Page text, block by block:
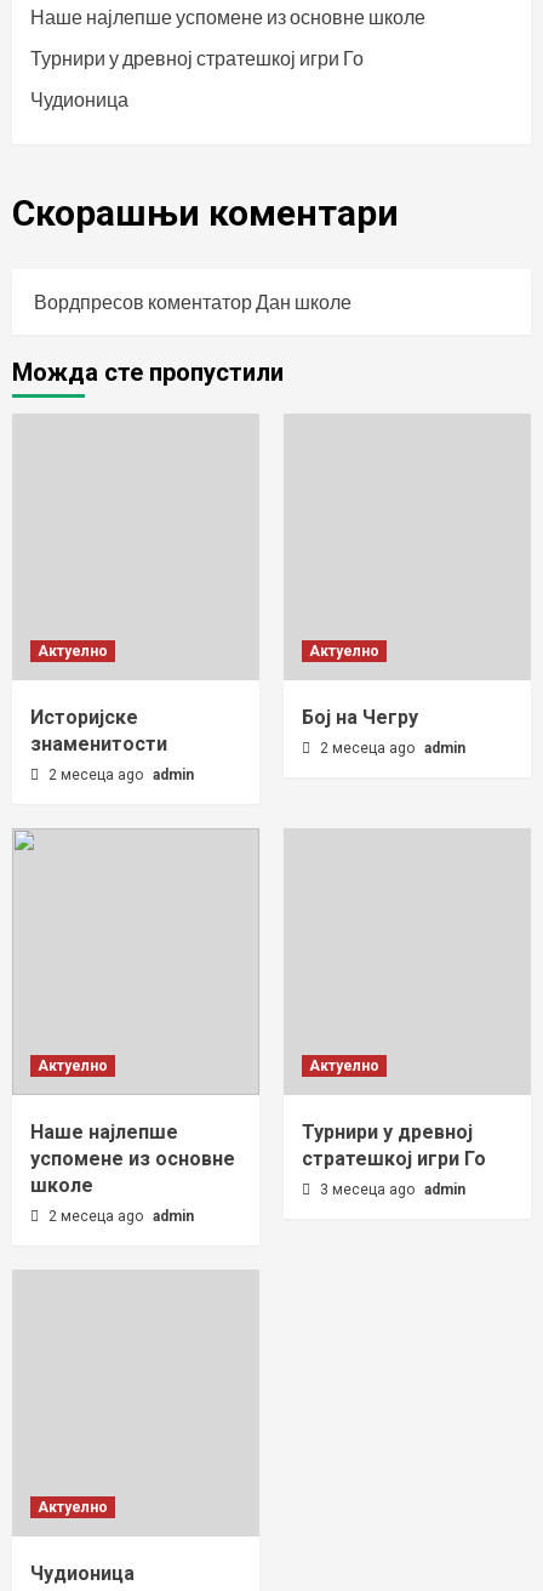
Наше најлепше успомене из основне школе
Турнири у древној стратешкој игри Го
Чудионица
Скорашњи коментари
Вордпресов коментаторДан школе
Можда сте пропустили
Актуелно
Историјске
знаменитости
2 месеца ago admin
Актуелно
Бој на Чегру
2 месеца ago admin
Актуелно
Наше најлепше
успомене из основне
школе
2 месеца ago admin
Актуелно
Турнири у древној
стратешкој игри Го
3 месеца ago admin
Актуелно
Чудионица